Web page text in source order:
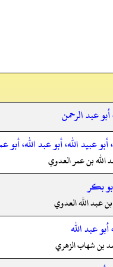
عبد الرحمن
عبيد الله، أبو عبد الله، أبو
بن عمر العدوي
بكر
عبد الله العدوي
عبد الله
بن شهاب الزهري